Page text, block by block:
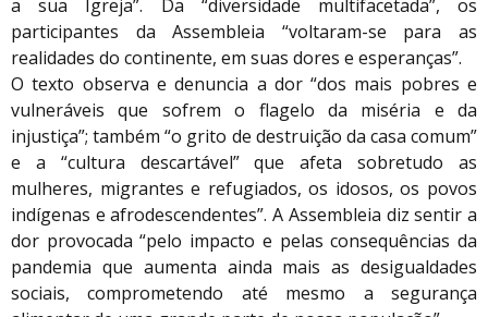
a sua Igreja”. Da “diversidade multifacetada”, os
participantes da Assembleia “voltaram-se para as
realidades do continente, em suas dores e esperanças”.
O texto observa e denuncia a dor “dos mais pobres e
vulneráveis que sofrem o flagelo da miséria e da
injustiça”; também “o grito de destruição da casa comum”
e a “cultura descartável” que afeta sobretudo as
mulheres, migrantes e refugiados, os idosos, os povos
indígenas e afrodescendentes”. A Assembleia diz sentir a
dor provocada “pelo impacto e pelas consequências da
pandemia que aumenta ainda mais as desigualdades
sociais, comprometendo até mesmo a segurança